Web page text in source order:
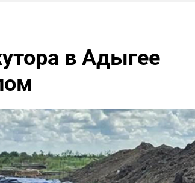
в Адыгее